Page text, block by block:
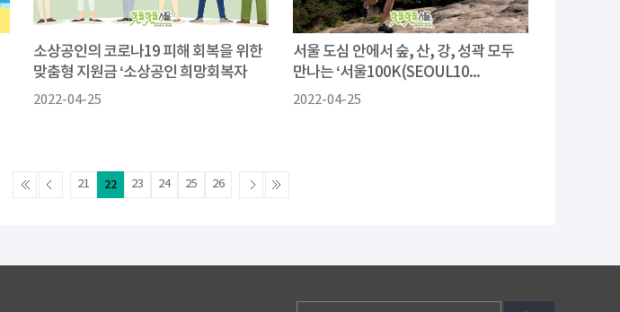
소상공인의 코로나19 피해 회복을 위한
맞춤형 지원금 ‘소상공인 희망회복자
금’...
2022-04-25
서울 도심 안에서 숲, 산, 강, 성곽 모두
만나는 ‘서울100K(SEOUL10...
2022-04-25
21 22 23 24 25 26